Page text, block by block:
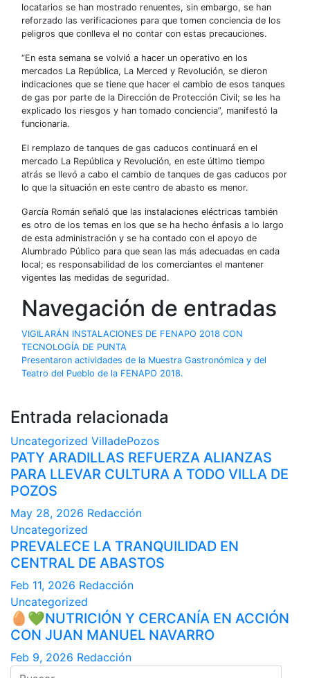
locatarios se han mostrado renuentes, sin embargo, se han
reforzado las verificaciones para que tomen conciencia de los
peligros que conlleva el no contar con estas precauciones.
“En esta semana se volvió a hacer un operativo en los
mercados La República, La Merced y Revolución, se dieron
indicaciones que se tiene que hacer el cambio de esos tanques
de gas por parte de la Dirección de Protección Civil; se les ha
explicado los riesgos y han tomado conciencia”, manifestó la
funcionaria.
El remplazo de tanques de gas caducos continuará en el
mercado La República y Revolución, en este último tiempo
atrás se llevó a cabo el cambio de tanques de gas caducos por
lo que la situación en este centro de abasto es menor.
García Román señaló que las instalaciones eléctricas también
es otro de los temas en los que se ha hecho énfasis a lo largo
de esta administración y se ha contado con el apoyo de
Alumbrado Público para que sean las más adecuadas en cada
local; es responsabilidad de los comerciantes el mantener
vigentes las medidas de seguridad.
Navegación de entradas
VIGILARÁN INSTALACIONES DE FENAPO 2018 CON
TECNOLOGÍA DE PUNTA
Presentaron actividades de la Muestra Gastronómica y del
Teatro del Pueblo de la FENAPO 2018.
Entrada relacionada
Uncategorized VilladePozos
PATY ARADILLAS REFUERZA ALIANZAS
PARA LLEVAR CULTURA A TODO VILLA DE
POZOS
May 28, 2026 Redacción
Uncategorized
PREVALECE LA TRANQUILIDAD EN
CENTRAL DE ABASTOS
Feb 11, 2026 Redacción
Uncategorized
🥚💚NUTRICIÓN Y CERCANÍA EN ACCIÓN
CON JUAN MANUEL NAVARRO
Feb 9, 2026 Redacción